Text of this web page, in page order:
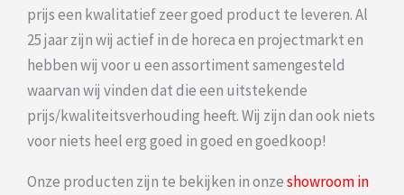
prijs een kwalitatief zeer goed product te leveren. Al
25 jaar zijn wij actief in de horeca en projectmarkt en
hebben wij voor u een assortiment samengesteld
waarvan wij vinden dat die een uitstekende
prijs/kwaliteitsverhouding heeft. Wij zijn dan ook niets
voor niets heel erg goed in goed en goedkoop!
Onze producten zijn te bekijken in onzeshowroom in